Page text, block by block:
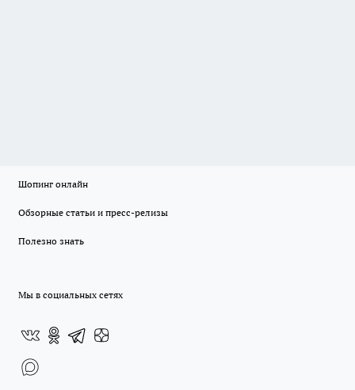
Шопинг онлайн
Обзорные статьи и пресс-релизы
Полезно знать
Мы в социальных сетях